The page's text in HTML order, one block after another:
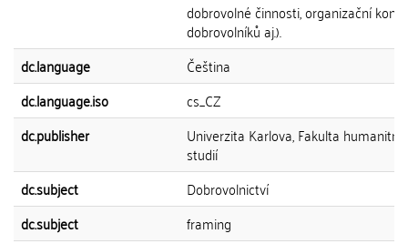
dobrovolné činnosti, organizační
dobrovolníků aj.).
dc.language
Čeština
dc.language.iso
cs_CZ
dc.publisher
Univerzita Karlova, Fakulta
studií
dc.subject
Dobrovolnictví
dc.subject
framing